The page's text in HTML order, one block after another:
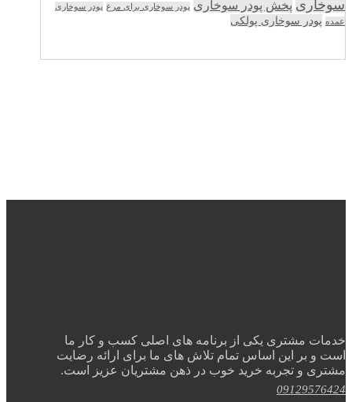
سوخاری پخش پودر سوخاری پودر سوخاری برای مرغ پودر سوخاری
عمده پودر سوخاری پولکی
خدمات مشتری یکی از برنامه های اصلی کسب و کار ما
است و بر این اساس تمام تلاش های ما برای ارائه رضایت
مشتری و تجربه خرید خوب در ذهن مشتریان عزیز است.
09129576424